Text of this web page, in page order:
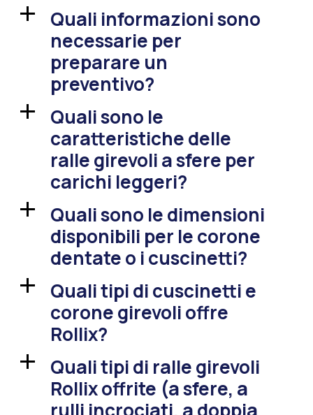
a
Quali informazioni sono
necessarie per
preparare un
preventivo?
a
Quali sono le
caratteristiche delle
ralle girevoli a sfere per
carichi leggeri?
a
Quali sono le dimensioni
disponibili per le corone
dentate o i cuscinetti?
a
Quali tipi di cuscinetti e
corone girevoli offre
Rollix?
a
Quali tipi di ralle girevoli
Rollix offrite (a sfere, a